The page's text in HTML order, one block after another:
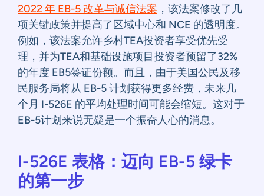
2022 年 EB-5 改革与诚信法案 ，该法案修改了几
项关键政策并提高了区域中心和 NCE 的透明度。
例如，该法案允许乡村TEA投资者享受优先受
理，并为TEA和基础设施项目投资者预留了32%
的年度 EB5签证份额。而且，由于美国公民及移
民服务局将从 EB-5 计划获得更多经费，未来几
个月 I-526E 的平均处理时间可能会缩短。这对于
EB-5计划来说无疑是一个振奋人心的消息。
I-526E 表格：迈向 EB-5 绿卡
的第一步